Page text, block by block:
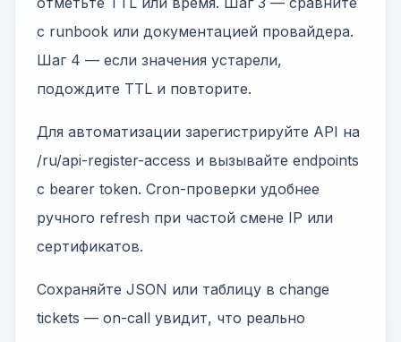
с runbook или документацией провайдера.
Шаг 4 — если значения устарели,
подождите TTL и повторите.
Для автоматизации зарегистрируйте API на
/ru/api-register-access и вызывайте endpoints
с bearer token. Cron-проверки удобнее
ручного refresh при частой смене IP или
сертификатов.
Сохраняйте JSON или таблицу в change
tickets — on-call увидит, что реально